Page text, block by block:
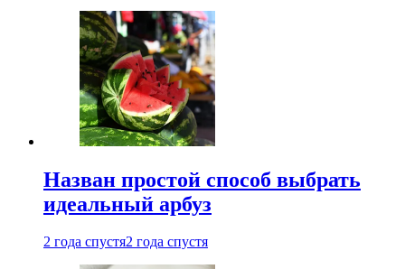
Назван простой способ выбрать
идеальный арбуз
2 года спустя2 года спустя